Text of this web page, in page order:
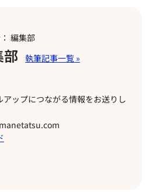
編集部
ップにつながる情報をお送りし